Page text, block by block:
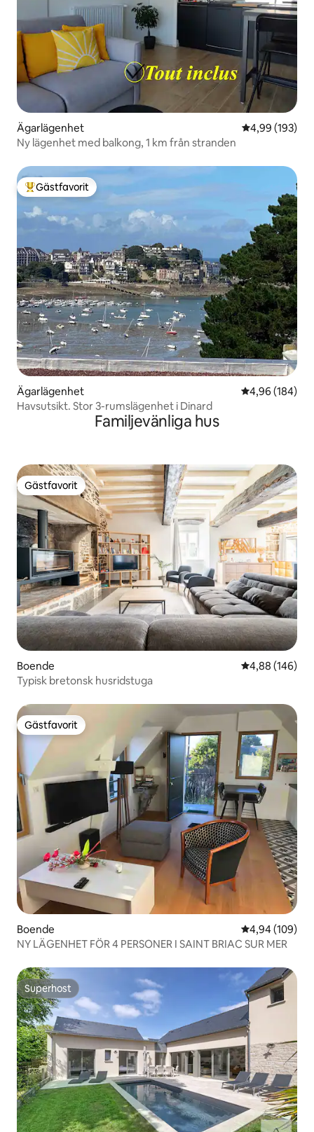
Ägarlägenhet 4,99 av 5 i
4,99 (193)
Ny lägenhet med balkong, 1 km från stranden
Populär gästfavorit
Gästfavorit
Ägarlägenhet 4,96 av 5 i
4,96 (184)
Havsutsikt. Stor 3-rumslägenhet i Dinard
Familjevänliga hus
Gästfavorit
Gästfavorit
Boende 4,88 av 5 i
4,88 (146)
Typisk bretonsk husridstuga
Gästfavorit
Gästfavorit
Boende 4,94 av 5 i
4,94 (109)
NY LÄGENHET FÖR 4 PERSONER I SAINT BRIAC SUR MER
Superhost
Superhost